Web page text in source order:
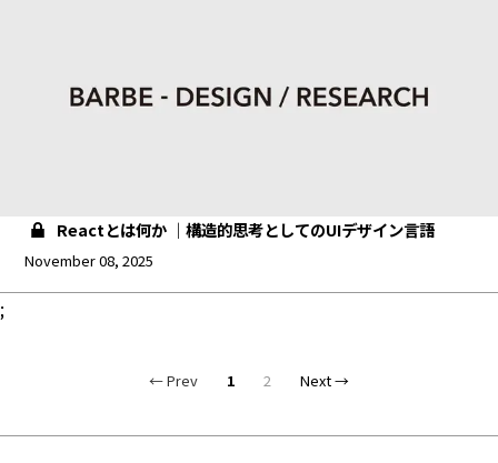
Reactとは何か ｜構造的思考としてのUIデザイン言語
November 08, 2025
;
← Prev 1 2 Next →